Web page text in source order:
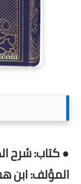
● كتاب: شرح
المؤلف: ابن